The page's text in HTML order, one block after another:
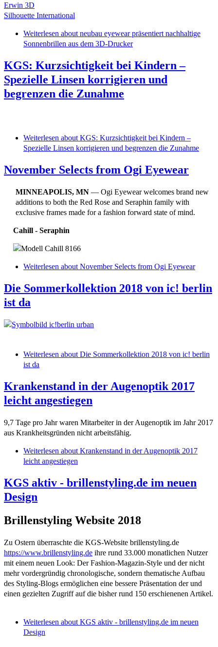
Erwin 3D
Silhouette International
Weiterlesen about neubau eyewear präsentiert nachhaltige
Sonnenbrillen aus dem 3D-Drucker
KGS: Kurzsichtigkeit bei Kindern –
Spezielle Linsen korrigieren und
begrenzen die Zunahme
Weiterlesen about KGS: Kurzsichtigkeit bei Kindern –
Spezielle Linsen korrigieren und begrenzen die Zunahme
November Selects from Ogi Eyewear
MINNEAPOLIS, MN — Ogi Eyewear welcomes brand new
additions to both the Red Rose and Seraphin family with
exclusive frames made for a fashion forward state of mind.
Cahill - Seraphin
Weiterlesen about November Selects from Ogi Eyewear
Die Sommerkollektion 2018 von ic! berlin
ist da
Weiterlesen about Die Sommerkollektion 2018 von ic! berlin
ist da
Krankenstand in der Augenoptik 2017
leicht angestiegen
9,7 Tage pro Jahr waren Mitarbeiter in der Augenoptik im Jahr 2017
aus Krankheitsgründen nicht arbeitsfähig.
Weiterlesen about Krankenstand in der Augenoptik 2017
leicht angestiegen
KGS aktiv - brillenstyling.de im neuen
Design
Brillenstyling Website 2018
Zu Ostern überraschte die KGS-Website brillenstyling.de
https://www.brillenstyling.de ihre rund 33.000 monatlichen Nutzer
mit einem neuen Look: Der Fashion-Magazin-Style und der nicht
mehr vordergründig chronologische, sondern thematische Aufbau
des Styling-Blogs ermöglichen eine bessere Präsentation der und
einen gezielten Zugriff auf die bisher rund 150 erschienenen Artikel.
Weiterlesen about KGS aktiv - brillenstyling.de im neuen
Design